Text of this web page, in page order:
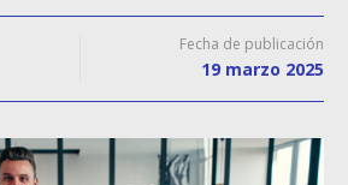
Fecha de publicación
19 marzo 2025